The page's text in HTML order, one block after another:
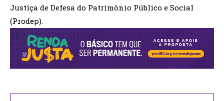
Justiça de Defesa do Patrimônio Público e Social
(Prodep).